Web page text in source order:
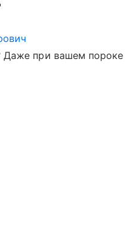
Даже при вашем пороке